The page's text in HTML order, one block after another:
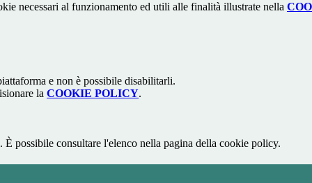
necessari al funzionamento ed utili alle finalità illustrate nella
e non è possibile disabilitarli.
la COOKIE POLICY.
possibile consultare l'elenco nella pagina della cookie policy.